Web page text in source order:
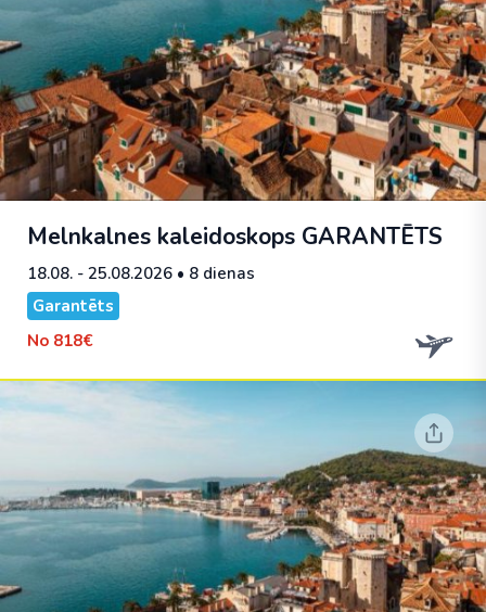
Melnkalnes kaleidoskops GARANTĒTS
18.08. - 25.08.2026 • 8 dienas
Garantēts
No 818€